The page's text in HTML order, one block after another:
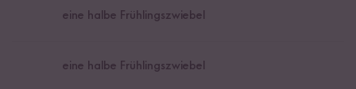
eine halbe Frühlingszwiebel
eine halbe Frühlingszwiebel